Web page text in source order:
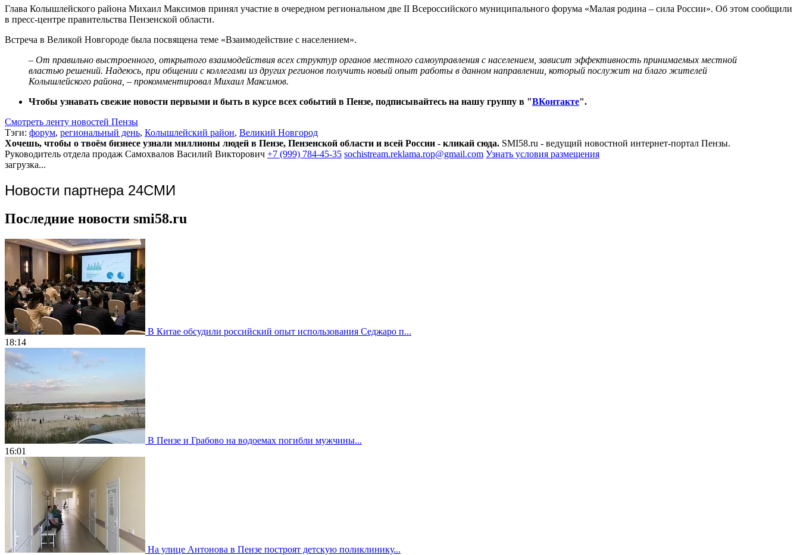
Глава Колышлейского района Михаил Максимов принял участие в очередном региональном две II Всероссийского муниципального форума «Малая родина – сила России». Об этом сообщили
в пресс-центре правительства Пензенской области.
Встреча в Великой Новгороде была посвящена теме «Взаимодействие с населением».
– От правильно выстроенного, открытого взаимодействия всех структур органов местного самоуправления с населением, зависит эффективность принимаемых местной
властью решений. Надеюсь, при общении с коллегами из других регионов получить новый опыт работы в данном направлении, который послужит на благо жителей
Колышлейского района, – прокомментировал Михаил Максимов.
Чтобы узнавать свежие новости первыми и быть в курсе всех событий в Пензе, подписывайтесь на нашу группу в "ВКонтакте".
Смотреть ленту новостей Пензы
Тэги: форум, региональный день, Колышлейский район, Великий Новгород
Хочешь, чтобы о твоём бизнесе узнали миллионы людей в Пензе, Пензенской области и всей России - кликай сюда. SMI58.ru - ведущий новостной интернет-портал Пензы.
Руководитель отдела продаж Самохвалов Василий Викторович +7 (999) 784-45-35 sochistream.reklama.rop@gmail.com Узнать условия размещения
загрузка...
Новости партнера 24СМИ
Последние новости smi58.ru
В Китае обсудили российский опыт использования Седжаро п...
18:14
В Пензе и Грабово на водоемах погибли мужчины...
16:01
На улице Антонова в Пензе построят детскую поликлинику...